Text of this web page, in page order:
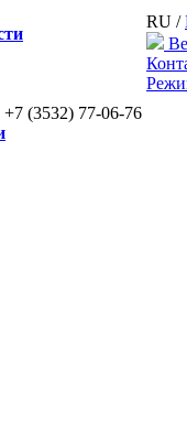
(3532) 77-06-76
RU /